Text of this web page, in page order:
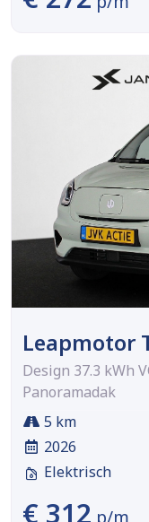
Leapmotor
Design 37.3 kWh
Panoramadak
5 km
2026
Elektrisch
€ 312 p/m